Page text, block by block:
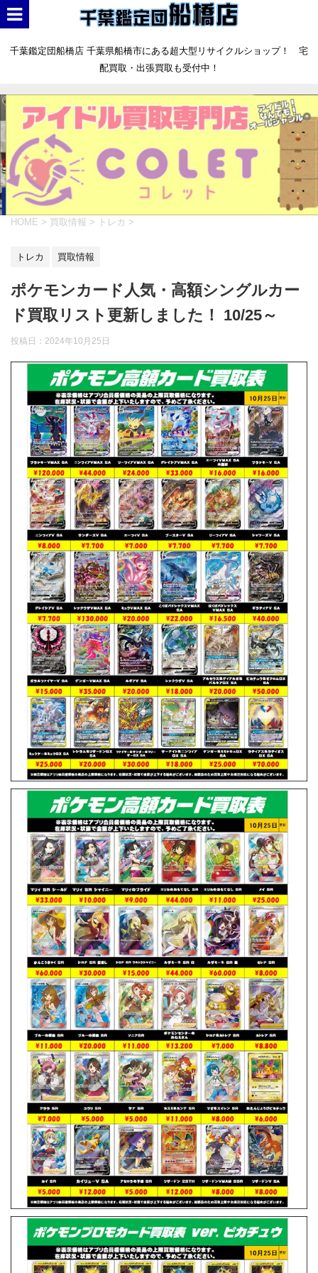
千葉鑑定団船橋店 千葉県船橋市にある超大型リサイクルショップ！ 宅
配買取・出張買取も受付中！
HOME > 買取情報 > トレカ >
トレカ 買取情報
ポケモンカード人気・高額シングルカー
ド買取リスト更新しました！ 10/25～
投稿日： 2024年10月25日